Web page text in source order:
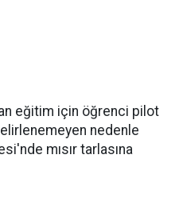
eğitim için öğrenci pilot
nedenle
mısır tarlasına